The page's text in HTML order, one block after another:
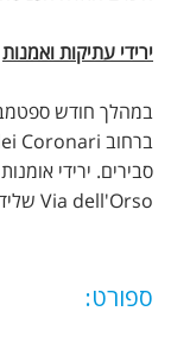
ירידי עתיקות ואמנות
במהלך חודש
Via dell'Orso שליד פיאצה נבונה.
ספורט: